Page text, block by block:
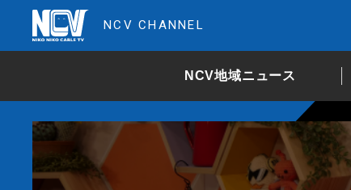
NCV CHANNEL
NCV地域ニュース